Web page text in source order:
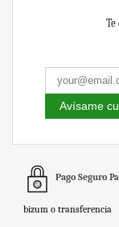
Te
Avísame
Pago Seguro
bizum o transferencia